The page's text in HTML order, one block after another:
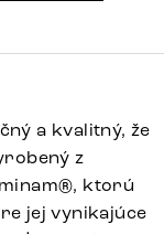
a kvalitný, že
z
ktorú
jej vynikajúce